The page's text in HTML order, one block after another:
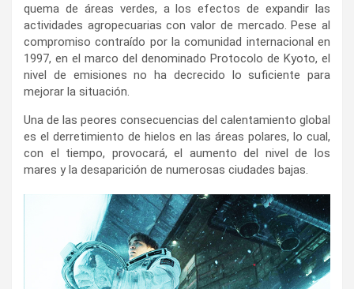
quema de áreas verdes, a los efectos de expandir las
actividades agropecuarias con valor de mercado. Pese al
compromiso contraído por la comunidad internacional en
1997, en el marco del denominado Protocolo de Kyoto, el
nivel de emisiones no ha decrecido lo suficiente para
mejorar la situación.
Una de las peores consecuencias del calentamiento global
es el derretimiento de hielos en las áreas polares, lo cual,
con el tiempo, provocará, el aumento del nivel de los
mares y la desaparición de numerosas ciudades bajas.